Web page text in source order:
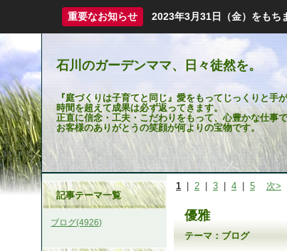
重要なお知らせ 2023年3月31日（金）をもち
石川のガーデンママ、日々徒然を。
『庭づくりは子育てと同じ』愛をもってじっくりと手
時間を超えて成果は必ず返ってきます。
正直に信念・工夫・こだわりをもって、心豊かな仕事
お客様のありがとうの笑顔が何よりの宝物です。
1 2 3 4 5 次>
優雅
テーマ：ブログ
記事テーマ一覧
ブログ(4926)